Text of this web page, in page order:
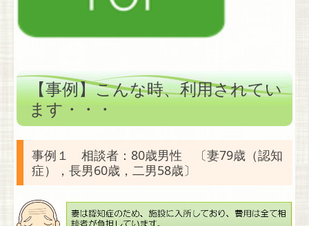
【事例】こんな時、利用されてい
ます・・・
事例１ 相談者：80歳男性 〔妻79歳（認知
症），長男60歳，二男58歳〕